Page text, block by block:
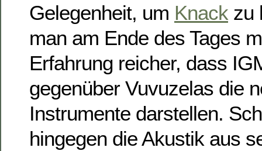
Gelegenheit, um Knack zu
man am Ende des Tages
Erfahrung reicher, dass
gegenüber Vuvuzelas die
Instrumente darstellen.
hingegen die Akustik aus